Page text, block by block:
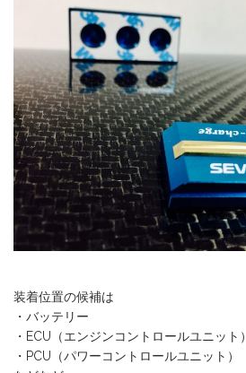
装着位置の候補は
・バッテリー
・ECU（エンジンコントロールユニット）
・PCU（パワーコントロールユニット）